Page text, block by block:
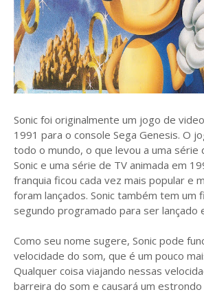
Sonic foi originalmente um jogo de
1991 para o console Sega Genesis. O
todo o mundo, o que levou a uma série
Sonic e uma série de TV animada em
franquia ficou cada vez mais popular e
foram lançados. Sonic também tem um
segundo programado para ser lançado
Como seu nome sugere, Sonic pode
velocidade do som, que é um pouco
Qualquer coisa viajando nessas
barreira do som e causará um estrondo